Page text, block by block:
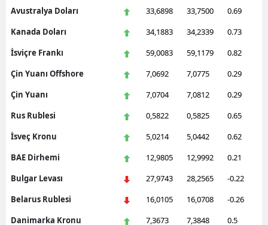
Avustralya Doları
33,6898 33,7500
0.69
Kanada Doları
34,1883 34,2339
0.73
İsviçre Frankı
59,0083 59,1179
0.82
Çin Yuanı Offshore
7,0692 7,0775
0.29
Çin Yuanı
7,0704 7,0812
0.29
Rus Rublesi
0,5822 0,5825
0.65
İsveç Kronu
5,0214 5,0442
0.62
BAE Dirhemi
12,9805 12,9992
0.21
Bulgar Levası
27,9743 28,2565
-0.22
Belarus Rublesi
16,0105 16,0708
-0.26
Danimarka Kronu
7,3673 7,3848
0.5